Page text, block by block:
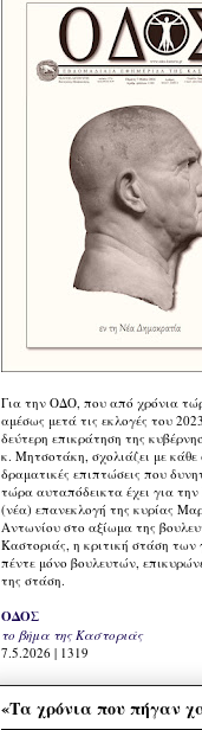
Για την ΟΔΟ, που από χρόνια
αμέσως μετά τις εκλογές του
δεύτερη επικράτηση της
κ. Μητσοτάκη, σχολιάζει με κάθε
δραματικές επιπτώσεις που
τώρα αυταπόδεικτα έχει για
(νέα) επανεκλογή της κυρίας
Αντωνίου στο αξίωμα της
Καστοριάς, η κριτική στάση των
πέντε μόνο βουλευτών,
της στάση.
ΟΔΟΣ
το βήμα της Καστοριάς
7.5.2026 | 1319
«Τα χρόνια που πήγαν